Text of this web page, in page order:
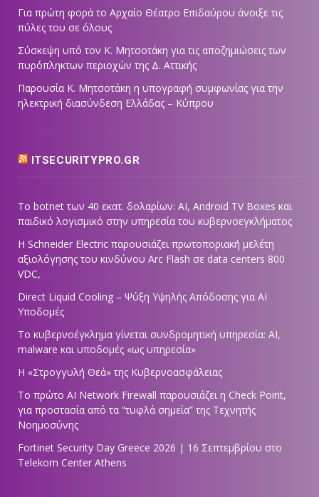
Για πρώτη φορά το Αρχαίο Θέατρο Επιδαύρου άνοιξε τις
πύλες του σε όλους
Σύσκεψη υπό τον Κ. Μητσοτάκη για τις αποζημιώσεις των
πυρόπληκτων περιοχών της Δ. Αττικής
Παρουσία Κ. Μητσοτάκη η υπογραφή συμφωνίας για την
ηλεκτρική διασύνδεση Ελλάδας – Κύπρου
ITSECURITYPRO.GR
Το botnet των 40 εκατ. δολαρίων: AI, Android TV Boxes και
παιδικό λογισμικό στην υπηρεσία του κυβερνοεγκλήματος
Η Schneider Electric παρουσιάζει πρωτοποριακή μελέτη
αξιολόγησης του κινδύνου Arc Flash σε data centers 800
VDC,
Direct Liquid Cooling – Ψύξη Υψηλής Απόδοσης για AI
Υποδομές
Το κυβερνοέγκλημα γίνεται συνδρομητική υπηρεσία: AI,
malware και υποδομές «ως υπηρεσία»
Η «Στρογγυλή Θεά» της Κυβερνοασφάλειας
Tο πρώτο AI Network Firewall παρουσιάζει η Check Point,
για προστασία από τα “τυφλά σημεία” της Τεχνητής
Νοημοσύνης
Fortinet Security Day Greece 2026 | 16 Σεπτεμβρίου στο
Telekom Center Athens